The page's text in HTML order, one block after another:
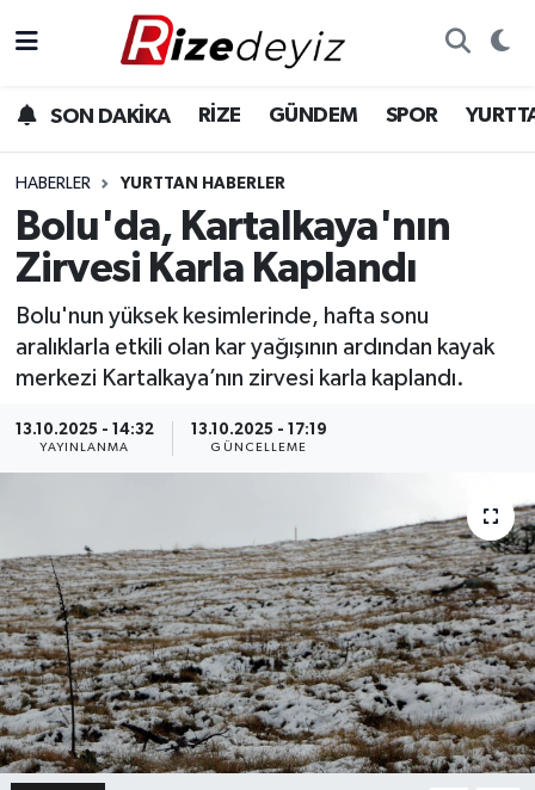
SON DAKİKA RİZE GÜNDEM SPOR
HABERLER YURTTAN HABERLER
Bolu'da, Kartalkaya'nın
Zirvesi Karla Kaplandı
Bolu'nun yüksek kesimlerinde, hafta sonu
aralıklarla etkili olan kar yağışının ardından kayak
merkezi Kartalkaya’nın zirvesi karla kaplandı.
13.10.2025 - 14:32
YAYINLANMA
13.10.2025 - 17:19
GÜNCELLEME
Gündem
Yurttan Haberler
Ekonomi
Teknoloji
Rize Hava Durumu
Rize Trafik Yoğunluk Haritası
Süper Lig Puan Durumu ve Fikstür
Tüm Manşetler
Son Dakika Haberleri
Haber Arşivi